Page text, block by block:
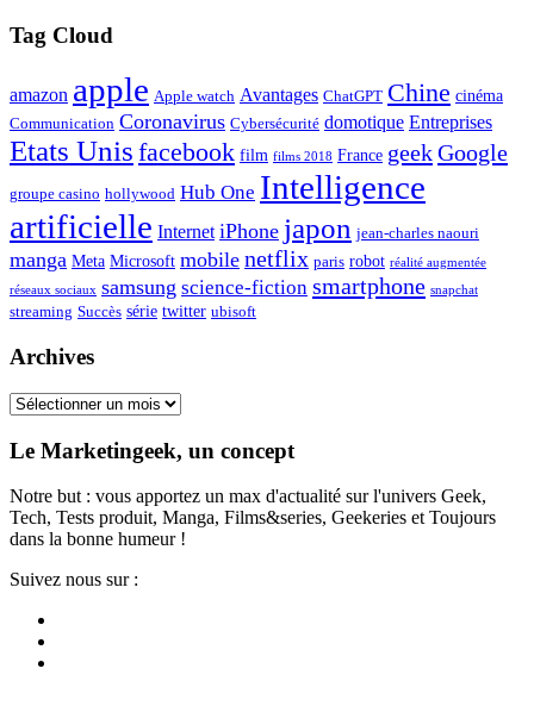
Tag Cloud
amazon apple Apple watch Avantages ChatGPT Chine cinéma
Communication Coronavirus Cybersécurité domotique Entreprises
Etats Unis facebook film films 2018 France geekGoogle
groupe casino hollywood Hub One Intelligence
artificielle Internet iPhone japon jean-charles naouri
manga Meta Microsoft mobile netflix paris robot réalité augmentée
réseaux sociaux samsung science-fiction smartphone snapchat
streaming Succès série twitter ubisoft
Archives
Archives
Le Marketingeek, un concept
Notre but : vous apportez un max d'actualité sur l'univers Geek,
Tech, Tests produit, Manga, Films&series, Geekeries et Toujours
dans la bonne humeur !
Suivez nous sur :